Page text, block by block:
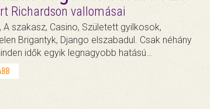
Richardson vallomásai
A szakasz, Casino, Született gyilkosok,
Brigantyk, Django elszabadul. Csak néhány
idők egyik legnagyobb hatású…